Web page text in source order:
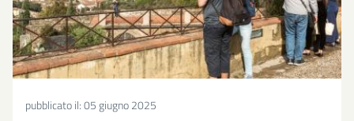
pubblicato il:05 giugno 2025